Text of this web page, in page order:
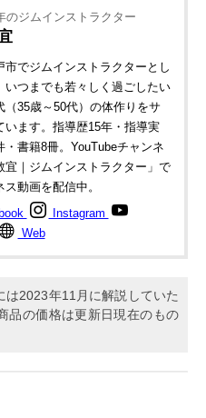
のジムインストラクター
市でジムインストラクターとし
いつまでも若々しく過ごしたい
（35歳～50代）の体作りをサ
います。指導歴15年・指導実
・書籍8冊。YouTubeチャンネ
宜｜ジムインストラクター」で
ス動画を配信中。
Instagram
Web
は2023年11月に解説していた
品の価格は更新日現在のもの